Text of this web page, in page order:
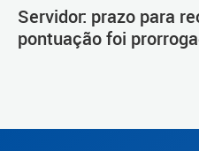
Servidor: prazo para
pontuação foi